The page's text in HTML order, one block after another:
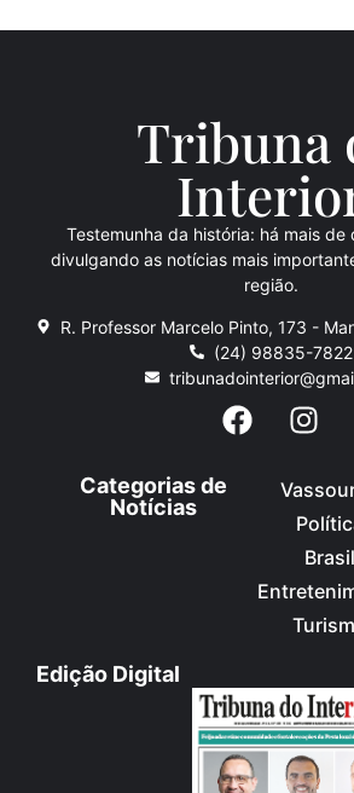
Tribuna
Interio
Testemunha da história: há mais
divulgando as notícias mais
região.
R. Professor Marcelo Pinto, 173 -
(24) 98835-7822
Categorias de
Notícias
Brasil
Edição Digital